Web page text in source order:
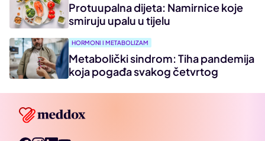
Protuupalna dijeta: Namirnice koje
smiruju upalu u tijelu
HORMONI I METABOLIZAM
Metabolički sindrom: Tiha pandemija
koja pogađa svakog četvrtog